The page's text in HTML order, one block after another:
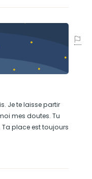
Je te laisse partir
mes doutes. Tu
place est toujours